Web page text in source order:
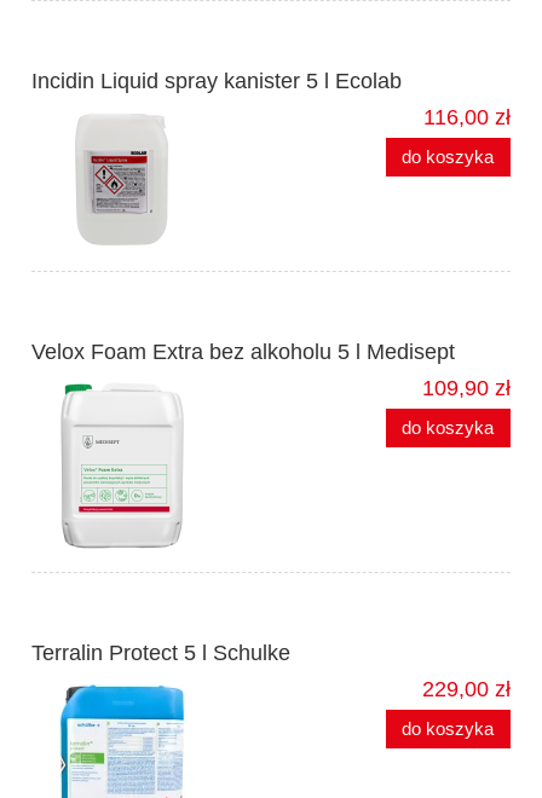
Incidin Liquid spray kanister 5 l Ecolab
116,00 zł
do koszyka
Velox Foam Extra bez alkoholu 5 l Medisept
109,90 zł
do koszyka
Terralin Protect 5 l Schulke
229,00 zł
do koszyka